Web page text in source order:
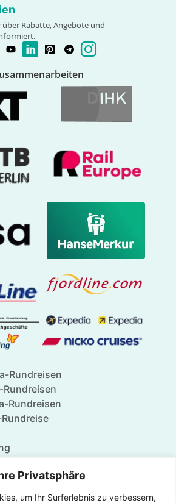
Privatsphäre
um Ihr Surferlebnis zu verbessern,
über Rabatte, Angebote und
Rundreisen
Rundreisen